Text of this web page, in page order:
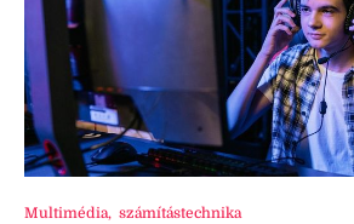
Multimédia, számítástechnika